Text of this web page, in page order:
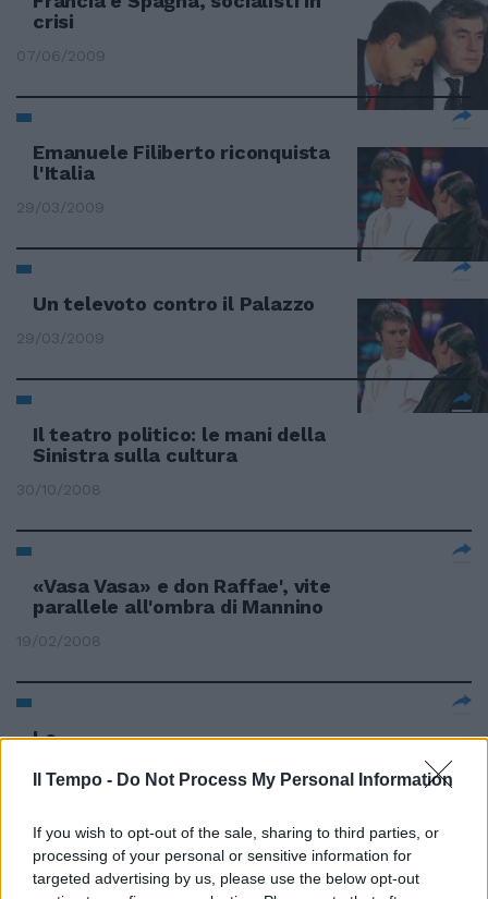
Il Tempo - Do Not Process My Personal Information
If you wish to opt-out of the sale, sharing to third parties, or
processing of your personal or sensitive information for
targeted advertising by us, please use the below opt-out
crisi
07/06/2009
Emanuele Filiberto riconquista
l'Italia
29/03/2009
Un televoto contro il Palazzo
29/03/2009
Il teatro politico: le mani della
Sinistra sulla cultura
30/10/2008
«Vasa Vasa» e don Raffae', vite
parallele all'ombra di Mannino
19/02/2008
Le ...
10/11/2007
Diplomazie parallele